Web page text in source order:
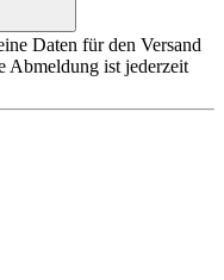
Daten für den Versand
Abmeldung ist jederzeit